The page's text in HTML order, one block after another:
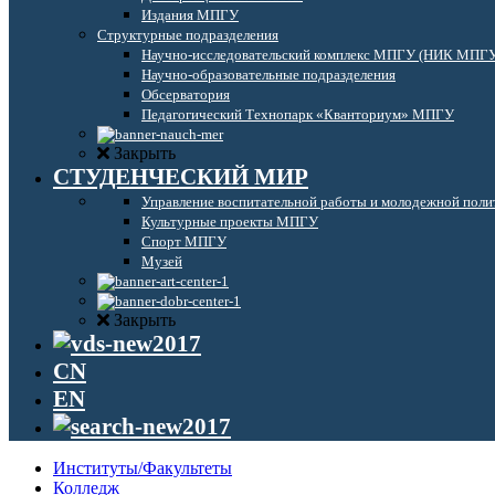
Издания МПГУ
Структурные подразделения
Научно-исследовательский комплекс МПГУ (НИК
Научно-образовательные подразделения
Обсерватория
Педагогический Технопарк «Кванториум» МПГУ
Закрыть
СТУДЕНЧЕСКИЙ МИР
Управление воспитательной работы и молодежной
Культурные проекты МПГУ
Спорт МПГУ
Музей
Закрыть
CN
EN
Институты/Факультеты
Колледж